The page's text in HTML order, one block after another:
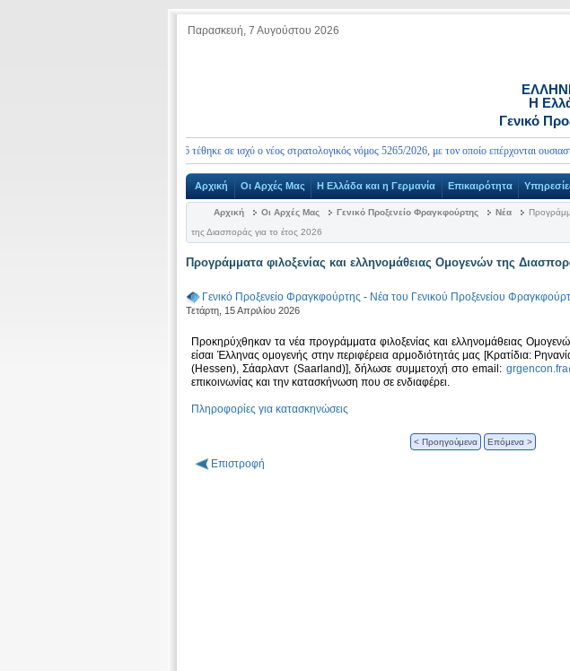
Παρασκευή, 7 Αυγούστου 2026
Η
Γενικό
ενημερώνουμε ότι από 10.01.2026 τέθηκε σε ισχύ ο νέος στρατολογικός νόμος 5265/2026, με τον οποίο επέρχονται ουσιαστικές
Αρχική Οι Αρχές Μας Η Ελλάδα και η Γερμανία Επικαιρότητα
Αρχική Οι Αρχές Μας Γενικό Προξενείο Φραγκφούρτης Νέα
της Διασποράς για το έτος 2026
Προγράμματα φιλοξενίας και ελληνομάθειας Ομογενών της
Γενικό Προξενείο Φραγκφούρτης - Νέα του Γενικού Προξενείου
Τετάρτη, 15 Απριλίου 2026
Προκηρύχθηκαν τα νέα προγράμματα φιλοξενίας και ελληνομάθειας
είσαι Έλληνας ομογενής στην περιφέρεια αρμοδιότητάς μας [Κρατίδια:
(Ηessen), Σάαρλαντ (Saarland)], δήλωσε συμμετοχή στο email:
επικοινωνίας και την κατασκήνωση που σε ενδιαφέρει.
Πληροφορίες για κατασκηνώσεις
< Προηγούμενα Επόμενα >
Επιστροφή